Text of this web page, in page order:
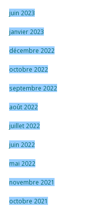
juin 2023
janvier 2023
décembre 2022
octobre 2022
septembre 2022
août 2022
juillet 2022
juin 2022
mai 2022
novembre 2021
octobre 2021